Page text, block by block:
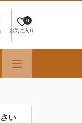
お気に入り
0
い